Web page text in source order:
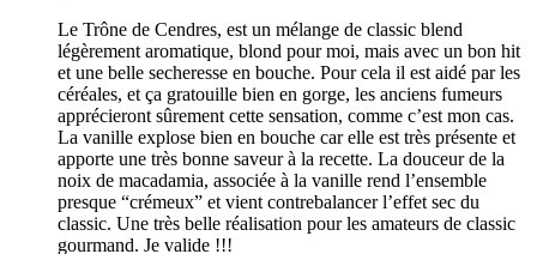
Le Trône de Cendres, est un mélange de classic blend
légèrement aromatique, blond pour moi, mais avec un bon hit
et une belle secheresse en bouche. Pour cela il est aidé par les
céréales, et ça gratouille bien en gorge, les anciens fumeurs
apprécieront sûrement cette sensation, comme c’est mon cas.
La vanille explose bien en bouche car elle est très présente et
apporte une très bonne saveur à la recette. La douceur de la
noix de macadamia, associée à la vanille rend l’ensemble
presque “crémeux” et vient contrebalancer l’effet sec du
classic. Une très belle réalisation pour les amateurs de classic
gourmand. Je valide !!!